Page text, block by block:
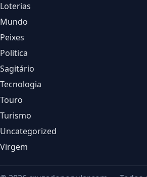
Loterias
Mundo
Peixes
Politica
Sagitário
Tecnologia
Touro
Turismo
Uncategorized
Virgem